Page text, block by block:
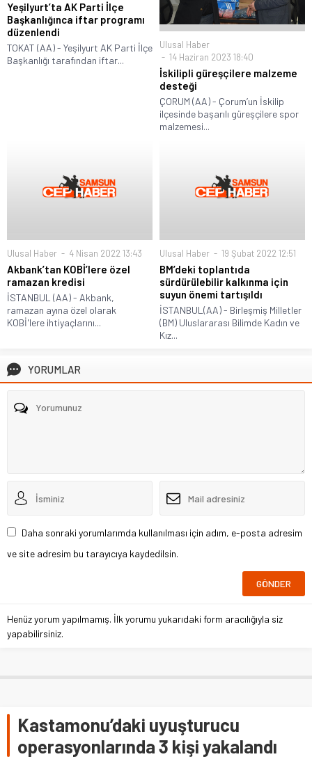
Yeşilyurt’ta AK Parti İlçe
Başkanlığınca iftar programı
düzenlendi
TOKAT (AA) - Yeşilyurt AK Parti İlçe
Başkanlığı tarafından iftar...
Ulusal Haber
14 Haziran 2023 18:40
İskilipli güreşçilere malzeme
desteği
ÇORUM (AA) - Çorum’un İskilip
ilçesinde başarılı güreşçilere spor
malzemesi...
Ulusal Haber 4 Nisan 2022 13:43
Akbank’tan KOBİ’lere özel
ramazan kredisi
İSTANBUL (AA) - Akbank,
ramazan ayına özel olarak
KOBİ'lere ihtiyaçlarını...
Ulusal Haber 19 Şubat 2022 12:51
BM’deki toplantıda
sürdürülebilir kalkınma için
suyun önemi tartışıldı
İSTANBUL(AA) - Birleşmiş Milletler
(BM) Uluslararası Bilimde Kadın ve
Kız...
YORUMLAR
Daha sonraki yorumlarımda kullanılması için adım, e-posta adresim
ve site adresim bu tarayıcıya kaydedilsin.
Henüz yorum yapılmamış. İlk yorumu yukarıdaki form aracılığıyla siz
yapabilirsiniz.
Kastamonu’daki uyuşturucu
operasyonlarında 3 kişi yakalandı